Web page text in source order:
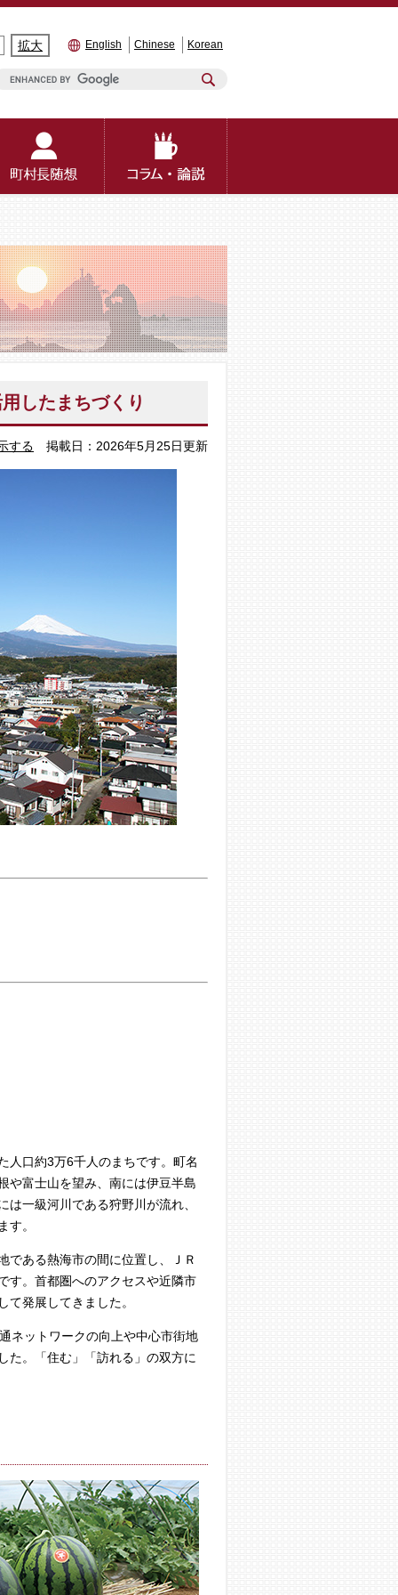
拡大 English Chinese Korean
したまちづくり
する 掲載日：2026年5月25日更新
口約3万6千人のまちです。町名
や富士山を望み、南には伊豆半島
一級河川である狩野川が流れ、
す。
ある熱海市の間に位置し、ＪＲ
す。首都圏へのアクセスや近隣市
発展してきました。
ネットワークの向上や中心市街地
た。「住む」「訪れる」の双方に